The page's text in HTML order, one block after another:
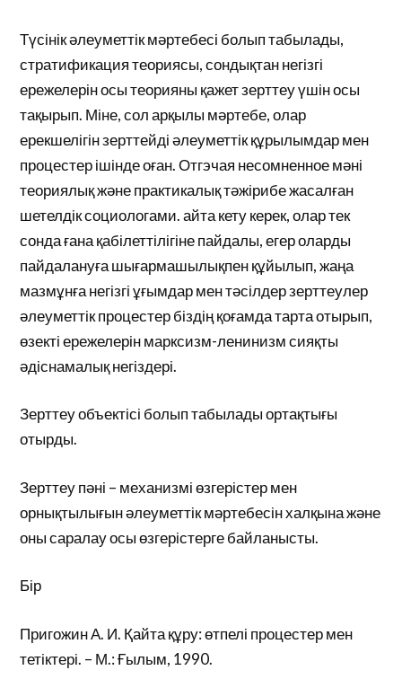
Түсінік әлеуметтік мәртебесі болып табылады,
стратификация теориясы, сондықтан негізгі
ережелерін осы теорияны қажет зерттеу үшін осы
тақырып. Міне, сол арқылы мәртебе, олар
ерекшелігін зерттейді әлеуметтік құрылымдар мен
процестер ішінде оған. Отгэчая несомненное мәні
теориялық және практикалық тәжірибе жасалған
шетелдік социологами. айта кету керек, олар тек
сонда ғана қабілеттілігіне пайдалы, егер оларды
пайдалануға шығармашылықпен құйылып, жаңа
мазмұнға негізгі ұғымдар мен тәсілдер зерттеулер
әлеуметтік процестер біздің қоғамда тарта отырып,
өзекті ережелерін марксизм-ленинизм сияқты
әдіснамалық негіздері.
Зерттеу объектісі болып табылады ортақтығы
отырды.
Зерттеу пәні – механизмі өзгерістер мен
орнықтылығын әлеуметтік мәртебесін халқына және
оны саралау осы өзгерістерге байланысты.
Бір
Пригожин А. И. Қайта құру: өтпелі процестер мен
тетіктері. – М.: Ғылым, 1990.